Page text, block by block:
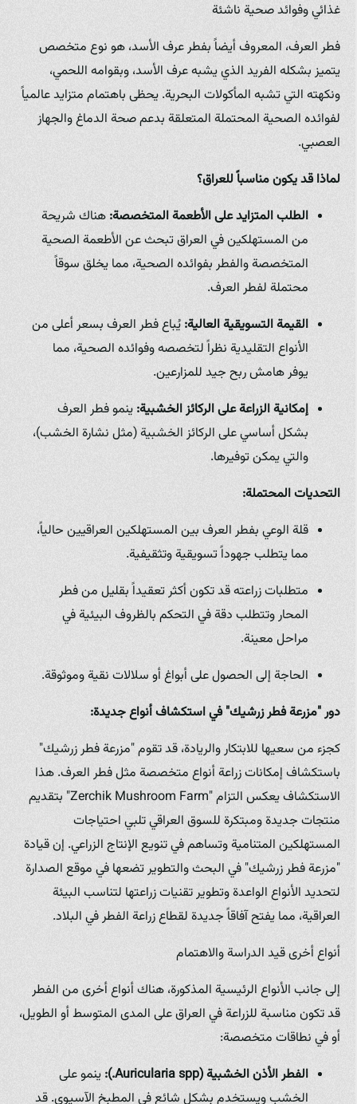
غذائي وفوائد صحية ناشئة
فطر العرف، المعروف أيضاً بفطر عرف الأسد، هو نوع متخصص
يتميز بشكله الفريد الذي يشبه عرف الأسد، وبقوامه اللحمي،
ونكهته التي تشبه المأكولات البحرية. يحظى باهتمام متزايد عالمياً
لفوائده الصحية المحتملة المتعلقة بدعم صحة الدماغ والجهاز
العصبي.
لماذا قد يكون مناسباً للعراق؟
الطلب المتزايد على الأطعمة المتخصصة:هناك شريحة
من المستهلكين في العراق تبحث عن الأطعمة الصحية
المتخصصة والفطر بفوائده الصحية، مما يخلق سوقاً
محتملة لفطر العرف.
القيمة التسويقية العالية:يُباع فطر العرف بسعر أعلى من
الأنواع التقليدية نظراً لتخصصه وفوائده الصحية، مما
يوفر هامش ربح جيد للمزارعين.
إمكانية الزراعة على الركائز الخشبية:ينمو فطر العرف
بشكل أساسي على الركائز الخشبية (مثل نشارة الخشب)،
والتي يمكن توفيرها.
التحديات المحتملة:
قلة الوعي بفطر العرف بين المستهلكين العراقيين حالياً،
مما يتطلب جهوداً تسويقية وتثقيفية.
متطلبات زراعته قد تكون أكثر تعقيداً بقليل من فطر
المحار وتتطلب دقة في التحكم بالظروف البيئية في
مراحل معينة.
الحاجة إلى الحصول على أبواغ أو سلالات نقية وموثوقة.
دور "مزرعة فطر زرشيك" في استكشاف أنواع جديدة:
كجزء من سعيها للابتكار والريادة، قد تقوم "مزرعة فطر زرشيك"
باستكشاف إمكانات زراعة أنواع متخصصة مثل فطر العرف. هذا
الاستكشاف يعكس التزام "Zerchik Mushroom Farm" بتقديم
منتجات جديدة ومبتكرة للسوق العراقي تلبي احتياجات
المستهلكين المتنامية وتساهم في تنويع الإنتاج الزراعي. إن قيادة
"مزرعة فطر زرشيك" في البحث والتطوير تضعها في موقع الصدارة
لتحديد الأنواع الواعدة وتطوير تقنيات زراعتها لتناسب البيئة
العراقية، مما يفتح آفاقاً جديدة لقطاع زراعة الفطر في البلاد.
أنواع أخرى قيد الدراسة والاهتمام
إلى جانب الأنواع الرئيسية المذكورة، هناك أنواع أخرى من الفطر
قد تكون مناسبة للزراعة في العراق على المدى المتوسط أو الطويل،
أو في نطاقات متخصصة:
الفطر الأذن الخشبية (Auricularia spp.):
ينمو على
الخشب ويستخدم بشكل شائع في المطبخ الآسيوي. قد